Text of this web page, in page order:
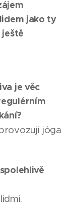
jako ty
je věc
jóga